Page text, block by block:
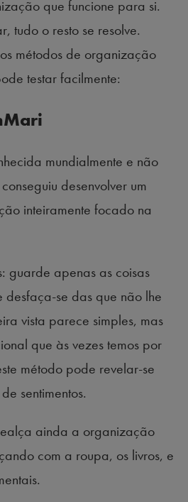
que funcione para si.
tudo o resto se resolve.
métodos de organização
testar facilmente:
mundialmente e não
desenvolver um
inteiramente focado na
guarde apenas as coisas
se das que não lhe
vista parece simples, mas
que às vezes temos por
método pode revelar-se
sentimentos.
ainda a organização
com a roupa, os livros, e